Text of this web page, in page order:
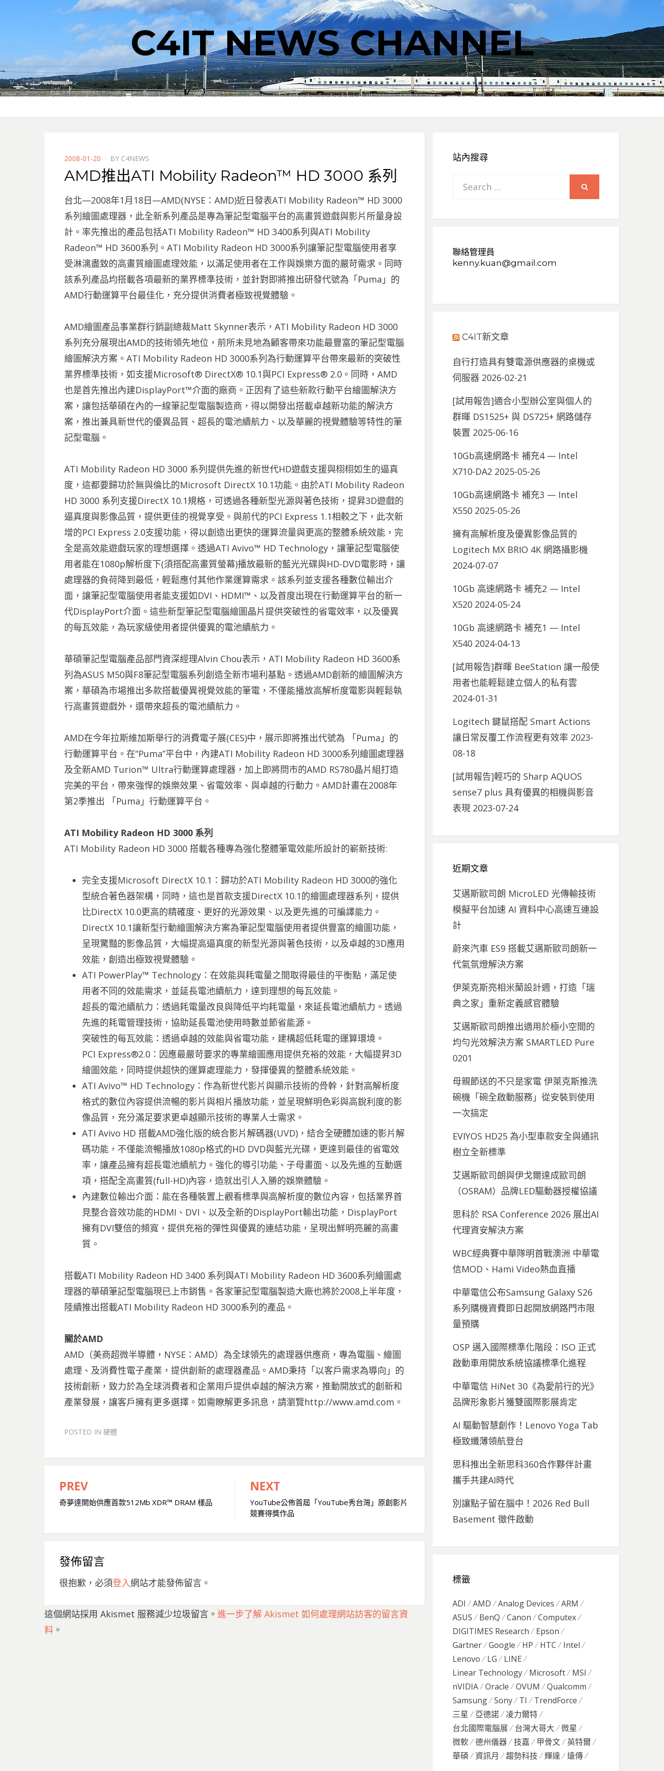
C4IT NEWS CHANNEL
4C新聞集散中心
POSTED
ON
2008-01-20 BY C4NEWS
AMD推出ATI Mobility Radeon™ HD 3000 系列
台北—2008年1月18日—AMD(NYSE：AMD)近日發表ATI Mobility Radeon™ HD 3000
系列繪圖處理器，此全新系列產品是專為筆記型電腦平台的高畫質遊戲與影片所量身設
計。率先推出的產品包括ATI Mobility Radeon™ HD 3400系列與ATI Mobility
Radeon™ HD 3600系列。ATI Mobility Radeon HD 3000系列讓筆記型電腦使用者享
受淋漓盡致的高畫質繪圖處理效能，以滿足使用者在工作與娛樂方面的嚴苛需求。同時
該系列產品均搭載各項最新的業界標準技術，並針對即將推出研發代號為「Puma」的
AMD行動運算平台最佳化，充分提供消費者極致視覺體驗。
AMD繪圖產品事業群行銷副總裁Matt Skynner表示，ATI Mobility Radeon HD 3000
系列充分展現出AMD的技術領先地位，前所未見地為顧客帶來功能最豐富的筆記型電腦
繪圖解決方案。ATI Mobility Radeon HD 3000系列為行動運算平台帶來最新的突破性
業界標準技術，如支援Microsoft® DirectX® 10.1與PCI Express® 2.0。同時，AMD
也是首先推出內建DisplayPort™介面的廠商。正因有了這些新款行動平台繪圖解決方
案，讓包括華碩在內的一線筆記型電腦製造商，得以開發出搭載卓越新功能的解決方
案，推出兼具新世代的優異品質、超長的電池續航力、以及華麗的視覺體驗等特性的筆
記型電腦。
ATI Mobility Radeon HD 3000 系列提供先進的新世代HD遊戲支援與栩栩如生的逼真
度，這都要歸功於無與倫比的Microsoft DirectX 10.1功能。由於ATI Mobility Radeon
HD 3000 系列支援DirectX 10.1規格，可透過各種新型光源與著色技術，提昇3D遊戲的
逼真度與影像品質，提供更佳的視覺享受。與前代的PCI Express 1.1相較之下，此次新
增的PCI Express 2.0支援功能，得以創造出更快的運算流量與更高的整體系統效能，完
全是高效能遊戲玩家的理想選擇。透過ATI Avivo™ HD Technology，讓筆記型電腦使
用者能在1080p解析度下(須搭配高畫質螢幕)播放最新的藍光光碟與HD-DVD電影時，讓
處理器的負荷降到最低，輕鬆應付其他作業運算需求。該系列並支援各種數位輸出介
面，讓筆記型電腦使用者能支援如DVI、HDMI™、以及首度出現在行動運算平台的新一
代DisplayPort介面。這些新型筆記型電腦繪圖晶片提供突破性的省電效率，以及優異
的每瓦效能，為玩家級使用者提供優異的電池續航力。
華碩筆記型電腦產品部門資深經理Alvin Chou表示，ATI Mobility Radeon HD 3600系
列為ASUS M50與F8筆記型電腦系列創造全新市場利基點。透過AMD創新的繪圖解決方
案，華碩為市場推出多款搭載優異視覺效能的筆電，不僅能播放高解析度電影與輕鬆執
行高畫質遊戲外，還帶來超長的電池續航力。
AMD在今年拉斯維加斯舉行的消費電子展(CES)中，展示即將推出代號為 「Puma」的
行動運算平台。在“Puma”平台中，內建ATI Mobility Radeon HD 3000系列繪圖處理器
及全新AMD Turion™ Ultra行動運算處理器，加上即將問市的AMD RS780晶片組打造
完美的平台，帶來強悍的娛樂效果、省電效率、與卓越的行動力。AMD計畫在2008年
第2季推出 「Puma」行動運算平台。
ATI Mobility Radeon HD 3000 系列
ATI Mobility Radeon HD 3000 搭載各種專為強化整體筆電效能所設計的嶄新技術:
完全支援Microsoft DirectX 10.1：歸功於ATI Mobility Radeon HD 3000的強化
型統合著色器架構，同時，這也是首款支援DirectX 10.1的繪圖處理器系列，提供
比DirectX 10.0更高的精確度、更好的光源效果、以及更先進的可編譯能力。
DirectX 10.1讓新型行動繪圖解決方案為筆記型電腦使用者提供豐富的繪圖功能，
呈現驚豔的影像品質，大幅提高逼真度的新型光源與著色技術，以及卓越的3D應用
效能，創造出極致視覺體驗。
ATI PowerPlay™ Technology：在效能與耗電量之間取得最佳的平衡點，滿足使
用者不同的效能需求，並延長電池續航力，達到理想的每瓦效能。
超長的電池續航力：透過耗電量改良與降低平均耗電量，來延長電池續航力。透過
先進的耗電管理技術，協助延長電池使用時數並節省能源。
突破性的每瓦效能：透過卓越的效能與省電功能，建構超低耗電的運算環境。
PCI Express®2.0：因應最嚴苛要求的專業繪圖應用提供充裕的效能，大幅提昇3D
繪圖效能，同時提供超快的運算處理能力，發揮優異的整體系統效能。
ATI Avivo™ HD Technology：作為新世代影片與顯示技術的骨幹，針對高解析度
格式的數位內容提供流暢的影片與相片播放功能，並呈現鮮明色彩與高銳利度的影
像品質，充分滿足要求更卓越顯示技術的專業人士需求。
ATI Avivo HD 搭載AMD強化版的統合影片解碼器(UVD)，結合全硬體加速的影片解
碼功能，不僅能流暢播放1080p格式的HD DVD與藍光光碟，更達到最佳的省電效
率，讓產品擁有超長電池續航力。強化的導引功能、子母畫面、以及先進的互動選
項，搭配全高畫質(full-HD)內容，造就出引人入勝的娛樂體驗。
內建數位輸出介面：能在各種裝置上觀看標準與高解析度的數位內容，包括業界首
見整合音效功能的HDMI、DVI、以及全新的DisplayPort輸出功能，DisplayPort
擁有DVI雙倍的頻寬，提供充裕的彈性與優異的連結功能，呈現出鮮明亮麗的高畫
質。
搭載ATI Mobility Radeon HD 3400 系列與ATI Mobility Radeon HD 3600系列繪圖處
理器的華碩筆記型電腦現已上市銷售。各家筆記型電腦製造大廠也將於2008上半年度，
陸續推出搭載ATI Mobility Radeon HD 3000系列的產品。
關於AMD
AMD（美商超微半導體，NYSE：AMD）為全球領先的處理器供應商，專為電腦、繪圖
處理、及消費性電子產業，提供創新的處理器產品。AMD秉持「以客戶需求為導向」的
技術創新，致力於為全球消費者和企業用戶提供卓越的解決方案，推動開放式的創新和
產業發展，讓客戶擁有更多選擇。如需瞭解更多訊息，請瀏覽http://www.amd.com。
POSTED IN 硬體
文
章
PREV
奇夢達開始供應首款512Mb XDR™ DRAM 樣品
NEXT
YouTube公佈首屆「YouTube秀台灣」原創影片
競賽得獎作品
發佈留言
很抱歉，必須登入網站才能發佈留言。
這個網站採用 Akismet 服務減少垃圾留言。 進一步了解 Akismet 如何處理網站訪客的留言資
料。
站內搜尋
Search
聯絡管理員
kenny.kuan@gmail.com
C4IT新文章
自行打造具有雙電源供應器的桌機或
伺服器 2026-02-21
[試用報告]適合小型辦公室與個人的
群暉 DS1525+ 與 DS725+ 網路儲存
裝置 2025-06-16
10Gb高速網路卡 補充4 — Intel
X710-DA2 2025-05-26
10Gb高速網路卡 補充3 — Intel
X550 2025-05-26
擁有高解析度及優異影像品質的
Logitech MX BRIO 4K 網路攝影機
2024-07-07
10Gb 高速網路卡 補充2 — Intel
X520 2024-05-24
10Gb 高速網路卡 補充1 — Intel
X540 2024-04-13
[試用報告]群暉 BeeStation 讓一般使
用者也能輕鬆建立個人的私有雲
2024-01-31
Logitech 鍵鼠搭配 Smart Actions
讓日常反覆工作流程更有效率 2023-
08-18
[試用報告]輕巧的 Sharp AQUOS
sense7 plus 具有優異的相機與影音
表現 2023-07-24
近期文章
艾邁斯歐司朗 MicroLED 光傳輸技術
模擬平台加速 AI 資料中心高速互連設
計
蔚來汽車 ES9 搭載艾邁斯歐司朗新一
代氣氛燈解決方案
伊萊克斯亮相米蘭設計週，打造「瑞
典之家」重新定義感官體驗
艾邁斯歐司朗推出適用於極小空間的
均勻光效解決方案 SMARTLED Pure
0201
母親節送的不只是家電 伊萊克斯推洗
碗機「碗全啟動服務」從安裝到使用
一次搞定
EVIYOS HD25 為小型車款安全與通訊
樹立全新標準
艾邁斯歐司朗與伊戈爾達成歐司朗
（OSRAM）品牌LED驅動器授權協議
思科於 RSA Conference 2026 展出AI
代理資安解決方案
WBC經典賽中華隊明首戰澳洲 中華電
信MOD、Hami Video熱血直播
中華電信公布Samsung Galaxy S26
系列購機資費即日起開放網路門市限
量預購
OSP 邁入國際標準化階段：ISO 正式
啟動車用開放系統協議標準化進程
中華電信 HiNet 30《為愛前行的光》
品牌形象影片獲雙國際影展肯定
AI 驅動智慧創作！Lenovo Yoga Tab
極致纖薄領航登台
思科推出全新思科360合作夥伴計畫
攜手共建AI時代
別讓點子留在腦中！2026 Red Bull
Basement 徵件啟動
標籤
ADI AMD Analog Devices
ARM
ASUS
BenQ Canon
Computex
DIGITIMES Research
Epson
Gartner
Google HP HTC
Intel
Lenovo
LG
LINE
Linear Technology
Microsoft
MSI
nVIDIA
Oracle OVUM
Qualcomm
Samsung
Sony TI
TrendForce
三星
亞德諾
凌力爾特
台北國際電腦展
台灣大哥大
微星
微軟
德州儀器 技嘉 甲骨文
英特爾
華碩
資訊月 趨勢科技 輝達 遠傳